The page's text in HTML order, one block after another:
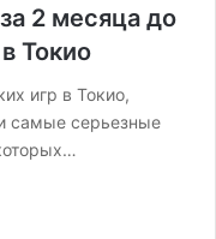
2 месяца до
Токио
игр в Токио,
самые серьезные